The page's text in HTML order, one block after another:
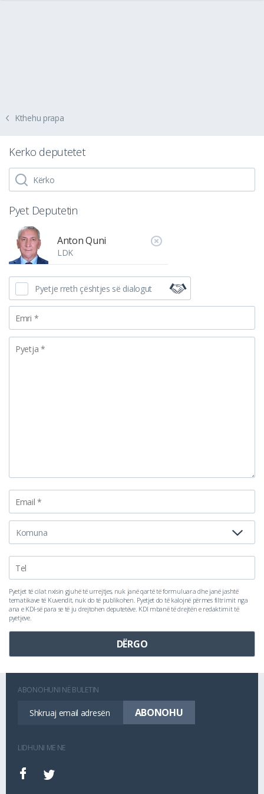
Kthehu prapa
Kerko deputetet
Pyet Deputetin
Anton Quni
LDK
Pyetje rreth çështjes së dialogut
Pyetjet të cilat nxisin gjuhë të urrejtjes, nuk janë qartë të formuluara dhe janë jashtë
tematikave të Kuvendit, nuk do të publikohen. Pyetjet do të kalojnë përmes filtrimit nga
ana e KDI-së para se të ju drejtohen deputetëve. KDI mbanë të drejtën e redaktimit të
pyetjeve.
ABONOHUNI NË BULETIN
LIDHUNI ME NE